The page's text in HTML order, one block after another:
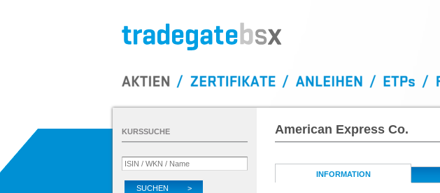
American Express Co.
INFORMATION
KURSSUCHE
SUCHEN >